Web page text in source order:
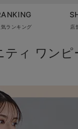
気ランキング 店
ティ ワン